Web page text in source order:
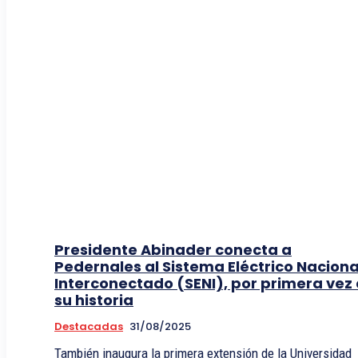
Presidente Abinader conecta a
Pedernales al Sistema Eléctrico
Interconectado (SENI), por primera vez
su historia
Destacadas 31/08/2025
También inaugura la primera extensión de la Universidad